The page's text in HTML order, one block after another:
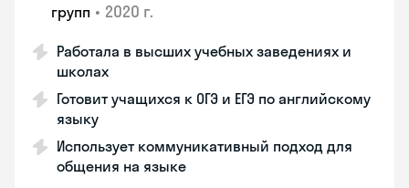
групп • 2020 г.
Работала в высших учебных заведениях и
школах
Готовит учащихся к ОГЭ и ЕГЭ по английскому
языку
Использует коммуникативный подход для
общения на языке